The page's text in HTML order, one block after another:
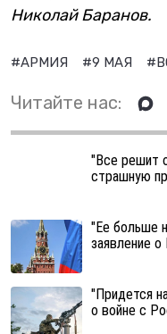
Николай Баранов.
#АРМИЯ #9 МАЯ
Читайте нас:
"Все решит
страшную
"Ее больше
заявление о
"Придется
о войне с